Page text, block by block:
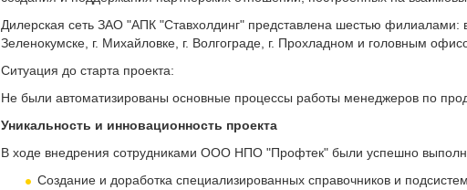
Дилерская сеть ЗАО "АПК "Ставхолдинг" представлена шестью филиалами: в
Зеленокумске, г. Михайловке, г. Волгограде, г. Прохладном и головным
Ситуация до старта проекта:
Не были автоматизированы основные процессы работы менеджеров по
Уникальность и инновационность проекта
В ходе внедрения сотрудниками ООО НПО "Профтек" были успешно
Создание и доработка специализированных справочников и